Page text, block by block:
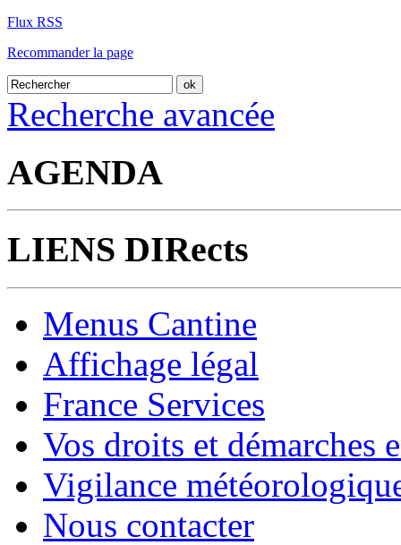
Flux RSS
Recommander la page
Recherche avancée
AGENDA
LIENS DIRects
Menus Cantine
Affichage légal
France Services
Vos droits et démarches
Vigilance
Nous contacter